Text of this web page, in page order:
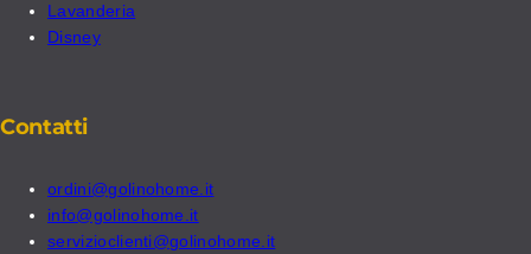
Lavanderia
Disney
Contatti
ordini@golinohome.it
info@golinohome.it
servizioclienti@golinohome.it